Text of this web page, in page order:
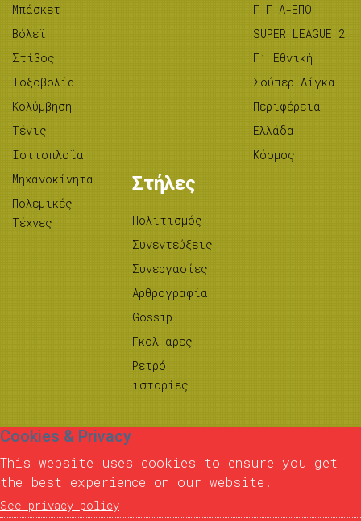
Μπάσκετ
Βόλεϊ
Στίβος
Tοξοβολία
Κολύμβηση
Τένις
Ιστιοπλοΐα
Μηχανοκίνητα
Πολεμικές
Τέχνες
Γ.Γ.Α-ΕΠΟ
SUPER LEAGUE 2
Γ’ Εθνική
Σούπερ Λίγκα
Περιφέρεια
Ελλάδα
Κόσμος
Στήλες
Πολιτισμός
Συνεντεύξεις
Συνεργασίες
Αρθρογραφία
Gossip
Γκολ-αρες
Ρετρό
ιστορίες
Cookies & Privacy
This website uses cookies to ensure you get
the best experience on our website.
See privacy policy